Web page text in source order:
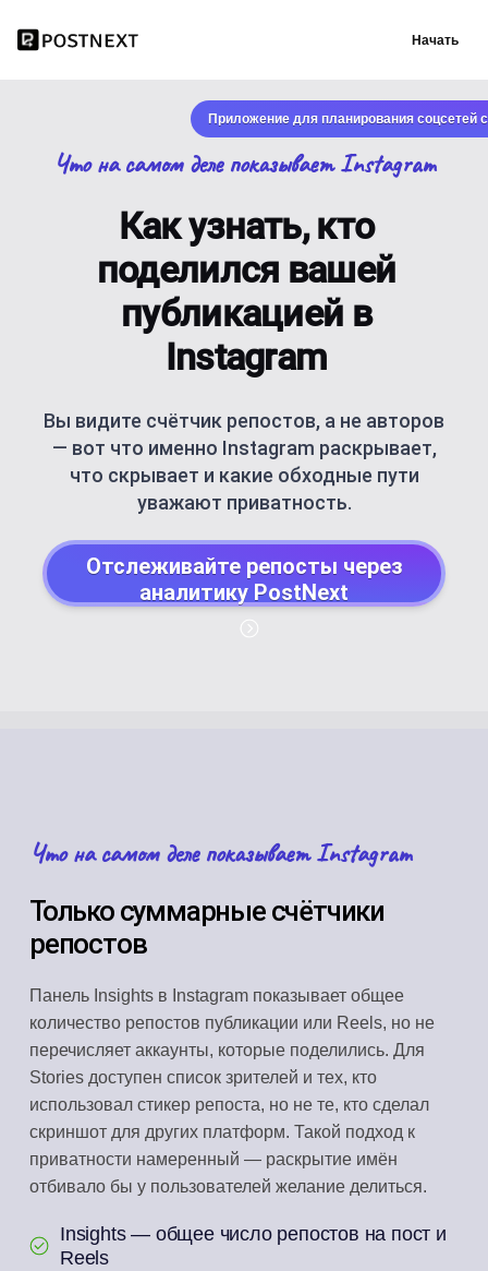
Начать
Приложение для планирования соцсетей
Что на самом деле показывает Instagram
Как узнать, кто
поделился вашей
публикацией в
Instagram
Вы видите счётчик репостов, а не авторов
— вот что именно Instagram раскрывает,
что скрывает и какие обходные пути
уважают приватность.
Отслеживайте репосты через
аналитику PostNext
Что на самом деле показывает Instagram
Только суммарные счётчики
репостов
Панель Insights в Instagram показывает общее
количество репостов публикации или Reels, но не
перечисляет аккаунты, которые поделились. Для
Stories доступен список зрителей и тех, кто
использовал стикер репоста, но не те, кто сделал
скриншот для других платформ. Такой подход к
приватности намеренный — раскрытие имён
отбивало бы у пользователей желание делиться.
Insights — общее число репостов на пост и
Reels